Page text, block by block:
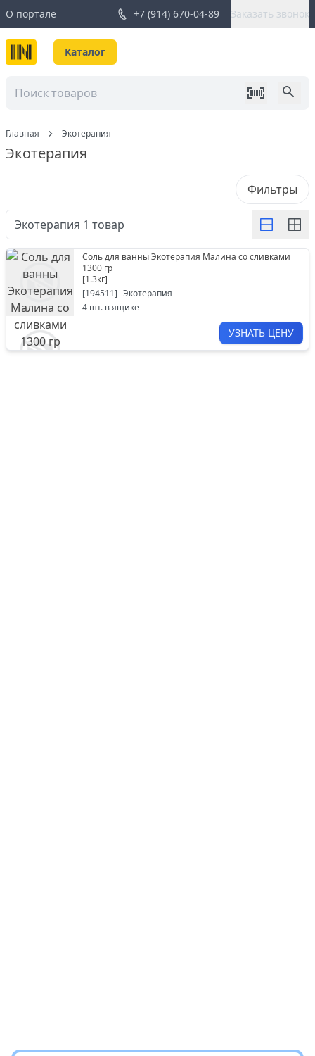
О портале +7 (914) 670-04-89 Заказать звонок
Каталог
Главная Экотерапия
Экотерапия
Фильтры
Экотерапия 1 товар
Соль для ванны Экотерапия Малина со сливками
1300 гр
[1.3кг]
[194511] Экотерапия
4 шт. в ящике
УЗНАТЬ ЦЕНУ